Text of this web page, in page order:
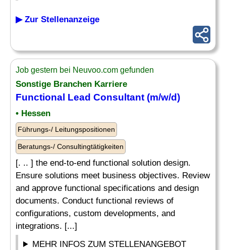
▶ Zur Stellenanzeige
Job gestern bei Neuvoo.com gefunden
Sonstige Branchen Karriere
Functional Lead Consultant (m/w/d)
• Hessen
Führungs-/ Leitungspositionen
Beratungs-/ Consultingtätigkeiten
[. .. ] the end-to-end functional solution design.
Ensure solutions meet business objectives. Review
and approve functional specifications and design
documents. Conduct functional reviews of
configurations, custom developments, and
integrations. [...]
MEHR INFOS ZUM STELLENANGEBOT